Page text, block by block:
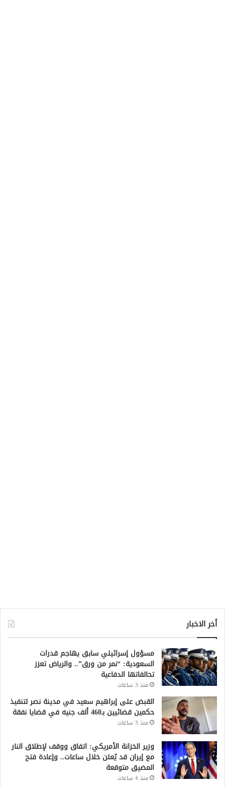
أخر الاخبار
مسؤول إسرائيلي سابق يهاجم قدرات
السعودية: “نمر من ورق”.. والرياض تعزز
تحالفاتها الدفاعية
منذ 3 ساعات
القبض على إبراهيم سعيد في مدينة نصر لتنفيذ
حكمين قضائيين بـ460 ألف جنيه في قضايا نفقة
منذ 3 ساعات
وزير الخزانة الأمريكي: اتفاق ووقف لإطلاق النار
مع إيران قد يُعلن خلال ساعات.. وإعادة فتح
المضيق متوقعة
منذ 4 ساعات